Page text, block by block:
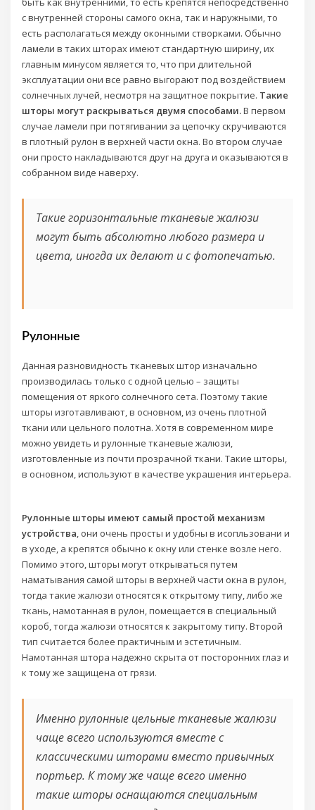
с внутренней стороны самого окна, так и наружными, то
есть располагаться между оконными створками. Обычно
ламели в таких шторах имеют стандартную ширину, их
главным минусом является то, что при длительной
эксплуатации они все равно выгорают под воздействием
солнечных лучей, несмотря на защитное покрытие. Такие
шторы могут раскрываться двумя способами.В первом
случае ламели при потягивании за цепочку скручиваются
в плотный рулон в верхней части окна. Во втором случае
они просто накладываются друг на друга и оказываются в
собранном виде наверху.
Такие горизонтальные тканевые жалюзи
могут быть абсолютно любого размера и
цвета, иногда их делают и с фотопечатью.
Рулонные
Данная разновидность тканевых штор изначально
производилась только с одной целью – защиты
помещения от яркого солнечного сета. Поэтому такие
шторы изготавливают, в основном, из очень плотной
ткани или цельного полотна. Хотя в современном мире
можно увидеть и рулонные тканевые жалюзи,
изготовленные из почти прозрачной ткани. Такие шторы,
в основном, используют в качестве украшения интерьера.
Рулонные шторы имеют самый простой механизм
устройства, они очень просты и удобны в исопльзовани и
в уходе, а крепятся обычно к окну или стенке возле него.
Помимо этого, шторы могут открываться путем
наматывания самой шторы в верхней части окна в рулон,
тогда такие жалюзи относятся к открытому типу, либо же
ткань, намотанная в рулон, помещается в специальный
короб, тогда жалюзи относятся к закрытому типу. Второй
тип считается более практичным и эстетичным.
Намотанная штора надежно скрыта от посторонних глаз и
к тому же защищена от грязи.
Именно рулонные цельные тканевые жалюзи
чаще всего используются вместе с
классическими шторами вместо привычных
портьер. К тому же чаще всего именно
такие шторы оснащаются специальным